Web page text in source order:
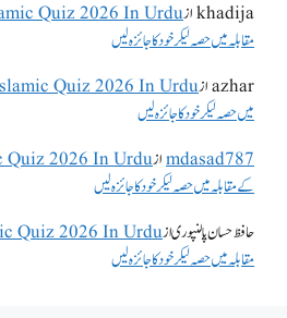
khadijaاز
مقابلہ میں حصہ لیکر خود کا جائزہ لیں
azharاز
میں حصہ لیکر خود کا جائزہ لیں
mdasad787از
کے مقابلہ میں حصہ لیکر خود کا جائزہ لیں
حافظ حسان پالنپوریاز
مقابلہ میں حصہ لیکر خود کا جائزہ لیں